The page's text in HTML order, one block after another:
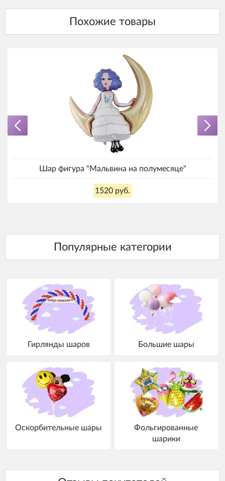
Шар фигура "Мальвина на полумесяце"
1520 руб.
Гирлянды шаров Большие шары
Оскорбительные шары
Фольгированные
шарики